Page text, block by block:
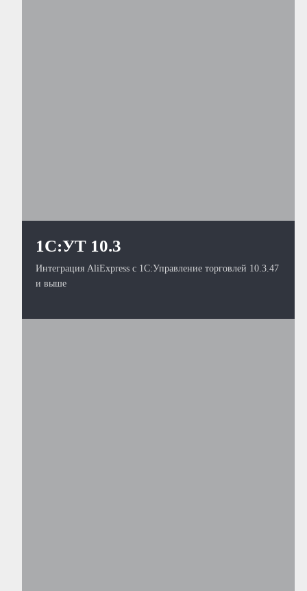
1С:УТ 10.3
Интеграция AliExpress с 1С:Управление торговлей 10.3.47
и выше